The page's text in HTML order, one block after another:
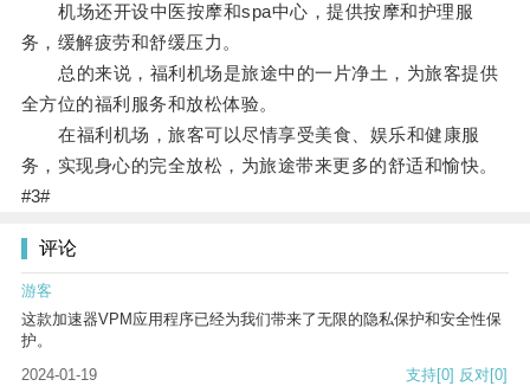
机场还开设中医按摩和spa中心，提供按摩和护理服
务，缓解疲劳和舒缓压力。
总的来说，福利机场是旅途中的一片净土，为旅客提供
全方位的福利服务和放松体验。
在福利机场，旅客可以尽情享受美食、娱乐和健康服
务，实现身心的完全放松，为旅途带来更多的舒适和愉快。
#3#
评论
游客
这款加速器VPM应用程序已经为我们带来了无限的隐私保护和安全性保
护。
2024-01-19
支持[0] 反对[0]